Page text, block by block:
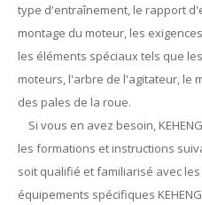
type d'entraînement, le rapport
montage du moteur, les
les éléments spéciaux tels que
moteurs, l'arbre de l'agitateur, le
des pales de la roue.
Si vous en avez besoin,
les formations et instructions
soit qualifié et familiarisé avec
équipements spécifiques